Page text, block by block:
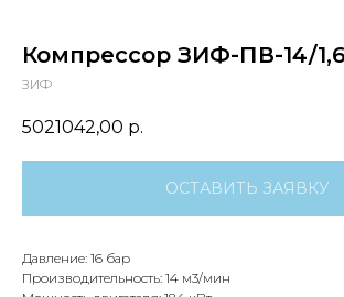
Компрессор ЗИФ-ПВ-14/1,6
ЗИФ
5021042,00 р.
ОСТАВИТЬ ЗАЯВКУ
Давление: 16 бар
Производительность: 14 м3/мин